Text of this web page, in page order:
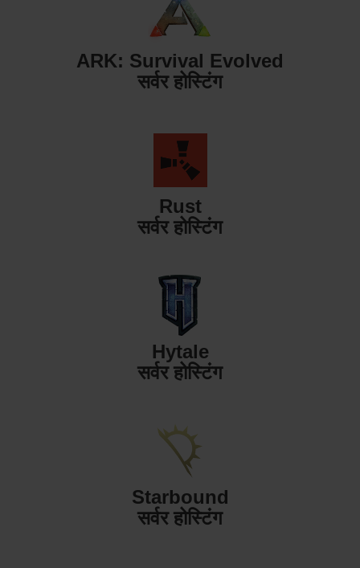
ARK: Survival Evolved
सर्वर होस्टिंग
Rust
सर्वर होस्टिंग
Hytale
सर्वर होस्टिंग
Starbound
सर्वर होस्टिंग